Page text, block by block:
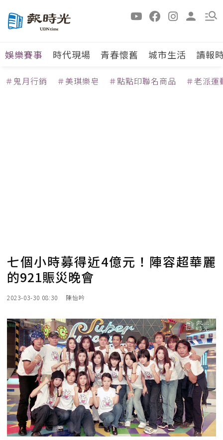
娛樂賽事 時代現場 青春懷舊 城市生活 讀報
＃鬼月行銷 ＃美琪樂皂 ＃點點印聯名商品 ＃老派運
七個小時募得近4億元！陣容超華麗
的921賑災晚會
2023-03-30 08:30 陳怡吟